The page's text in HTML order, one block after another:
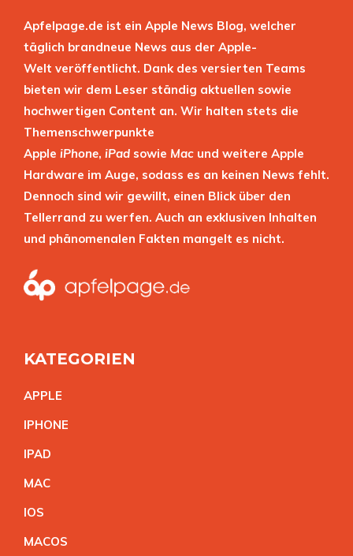
Apfelpage.de ist ein Apple News Blog, welcher
täglich brandneue News aus der Apple-
Welt veröffentlicht. Dank des versierten Teams
bieten wir dem Leser ständig aktuellen sowie
hochwertigen Content an. Wir halten stets die
Themenschwerpunkte
Apple iPhone, iPad sowie Mac und weitere Apple
Hardware im Auge, sodass es an keinen News fehlt.
Dennoch sind wir gewillt, einen Blick über den
Tellerrand zu werfen. Auch an exklusiven Inhalten
und phänomenalen Fakten mangelt es nicht.
KATEGORIEN
APPLE
IPHONE
IPAD
MAC
IOS
MACOS